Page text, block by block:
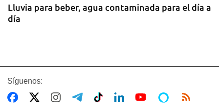
Lluvia para beber, agua contaminada para el día a
día
Síguenos: